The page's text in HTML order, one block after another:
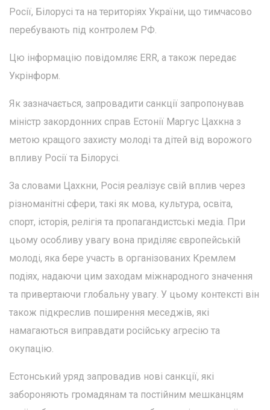
Росії, Білорусі та на територіях України, що тимчасово
перебувають під контролем РФ.
Цю інформацію повідомляє ERR, а також передає
Укрінформ.
Як зазначається, запровадити санкції запропонував
міністр закордонних справ Естонії Маргус Цахкна з
метою кращого захисту молоді та дітей від ворожого
впливу Росії та Білорусі.
За словами Цахкни, Росія реалізує свій вплив через
різноманітні сфери, такі як мова, культура, освіта,
спорт, історія, релігія та пропагандистські медіа. При
цьому особливу увагу вона приділяє європейській
молоді, яка бере участь в організованих Кремлем
подіях, надаючи цим заходам міжнародного значення
та привертаючи глобальну увагу. У цьому контексті він
також підкреслив поширення меседжів, які
намагаються виправдати російську агресію та
окупацію.
Естонський уряд запровадив нові санкції, які
забороняють громадянам та постійним мешканцям